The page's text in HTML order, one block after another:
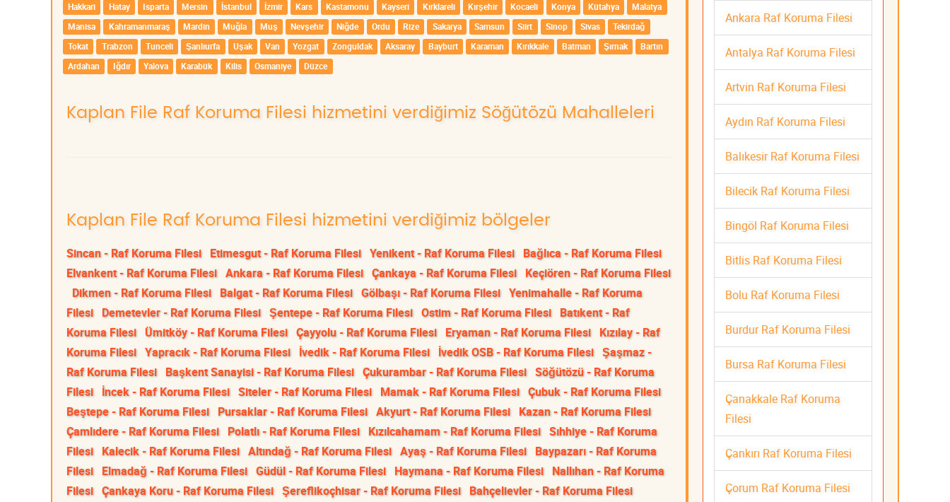
Hakkari
Hatay Isparta Mersin İstanbul İzmir Kars Kastamonu Kayseri Kırklareli Kırşehir Kocaeli Konya Kütahya
Malatya
Manisa
Kahramanmaraş Mardin Muğla Muş Nevşehir Niğde Ordu Rize Sakarya Samsun Siirt Sinop Sivas
Tekirdağ
Tokat
Trabzon Tunceli Şanlıurfa Uşak Van Yozgat Zonguldak Aksaray Bayburt Karaman Kırıkkale Batman Şırnak
Bartın
Ardahan
Iğdır Yalova Karabük Kilis Osmaniye Düzce
Kaplan File Raf Koruma Filesi hizmetini verdiğimiz Söğütözü Mahalleleri
Kaplan File Raf Koruma Filesi hizmetini verdiğimiz bölgeler
Sincan - Raf Koruma Filesi Etimesgut - Raf Koruma Filesi Yenikent - Raf Koruma Filesi Bağlıca - Raf Koruma Filesi
Elvankent - Raf Koruma Filesi Ankara - Raf Koruma Filesi Çankaya - Raf Koruma Filesi Keçiören - Raf Koruma Filesi
Dikmen - Raf Koruma Filesi Balgat - Raf Koruma Filesi Gölbaşı - Raf Koruma Filesi Yenimahalle - Raf Koruma
Filesi Demetevler - Raf Koruma Filesi Şentepe - Raf Koruma Filesi Ostim - Raf Koruma Filesi Batıkent - Raf
Koruma Filesi Ümitköy - Raf Koruma Filesi Çayyolu - Raf Koruma Filesi Eryaman - Raf Koruma Filesi Kızılay - Raf
Koruma Filesi Yapracık - Raf Koruma Filesi İvedik - Raf Koruma Filesi İvedik OSB - Raf Koruma Filesi Şaşmaz -
Raf Koruma Filesi Başkent Sanayisi - Raf Koruma Filesi Çukurambar - Raf Koruma Filesi Söğütözü - Raf Koruma
Filesi İncek - Raf Koruma Filesi Siteler - Raf Koruma Filesi Mamak - Raf Koruma Filesi Çubuk - Raf Koruma Filesi
Beştepe - Raf Koruma Filesi Pursaklar - Raf Koruma Filesi Akyurt - Raf Koruma Filesi Kazan - Raf Koruma Filesi
Çamlıdere - Raf Koruma Filesi Polatlı - Raf Koruma Filesi Kızılcahamam - Raf Koruma Filesi Sıhhiye - Raf Koruma
Filesi Kalecik - Raf Koruma Filesi Altındağ - Raf Koruma Filesi Ayaş - Raf Koruma Filesi Baypazarı - Raf Koruma
Filesi Elmadağ - Raf Koruma Filesi Güdül - Raf Koruma Filesi Haymana - Raf Koruma Filesi Nallıhan - Raf Koruma
Filesi Çankaya Koru - Raf Koruma Filesi Şereflikoçhisar - Raf Koruma Filesi Bahçelievler - Raf Koruma Filesi
Ankara Raf Koruma Filesi
Antalya Raf Koruma Filesi
Artvin Raf Koruma Filesi
Aydın Raf Koruma Filesi
Balıkesir Raf Koruma Filesi
Bilecik Raf Koruma Filesi
Bingöl Raf Koruma Filesi
Bitlis Raf Koruma Filesi
Bolu Raf Koruma Filesi
Burdur Raf Koruma Filesi
Bursa Raf Koruma Filesi
Çanakkale Raf Koruma
Filesi
Çankırı Raf Koruma Filesi
Çorum Raf Koruma Filesi